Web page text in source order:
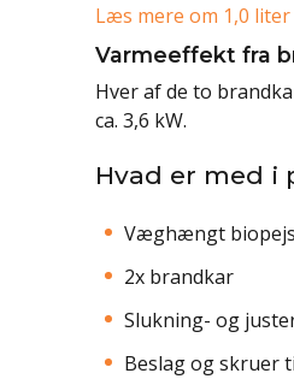
Læs mere om 1,0
Varmeeffekt fra
Hver af de to
ca. 3,6 kW.
Hvad er med i
Væghængt biopejs
2x brandkar
Slukning- og
Beslag og skruer